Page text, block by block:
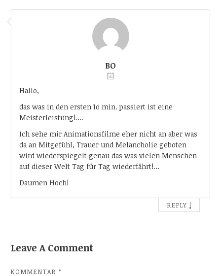
BO
Hallo,
das was in den ersten 1o min. passiert ist eine
Meisterleistung!….
Ich sehe mir Animationsfilme eher nicht an aber was
da an Mitgefühl, Trauer und Melancholie geboten
wird wiederspiegelt genau das was vielen Menschen
auf dieser Welt Tag für Tag wiederfährt!…
Daumen Hoch!
REPLY ↓
Leave A Comment
KOMMENTAR*